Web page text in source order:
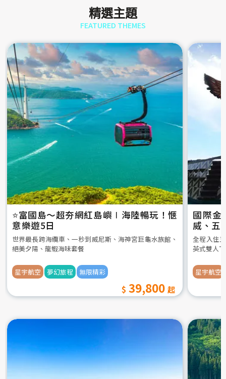
精選主題
FEATURED THEMES
⭐️富國島～超夯網紅島嶼∣海陸暢玩！愜
意樂遊5日
世界最長跨海纜車、一秒到威尼斯、海神宮巨龜水族館、
絕美夕陽、龍蝦海味套餐
星宇航空 夢幻旅程 無限精彩
39,800
國際金
威、五
全程入住
英式雙人
星宇航空